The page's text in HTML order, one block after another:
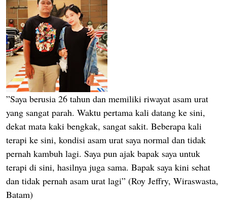
”Saya berusia 26 tahun dan memiliki riwayat asam urat
yang sangat parah. Waktu pertama kali datang ke sini,
dekat mata kaki bengkak, sangat sakit. Beberapa kali
terapi ke sini, kondisi asam urat saya normal dan tidak
pernah kambuh lagi. Saya pun ajak bapak saya untuk
terapi di sini, hasilnya juga sama. Bapak saya kini sehat
dan tidak pernah asam urat lagi” (Roy Jeffry, Wiraswasta,
Batam)